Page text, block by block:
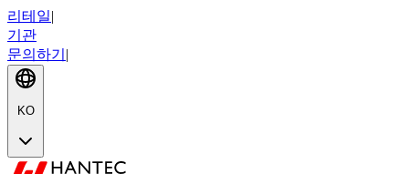
리테일|
기관
문의하기 |
KO